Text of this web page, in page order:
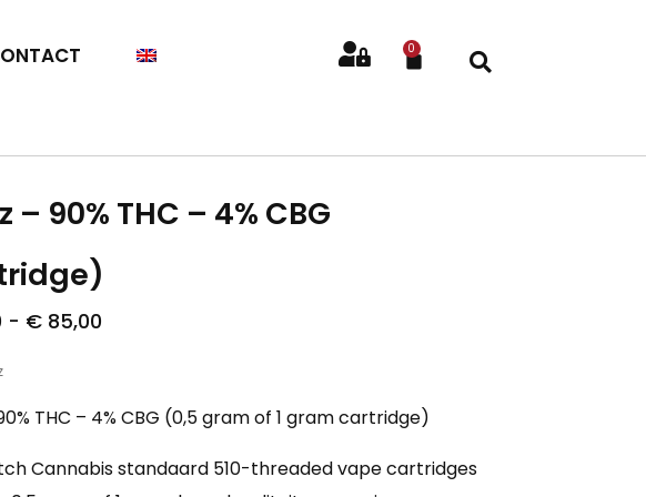
0
– 90% THC – 4% CBG
- € 85,00
THC – 4% CBG (0,5 gram of 1 gram cartridge)
Cannabis standaard 510-threaded vape cartridges